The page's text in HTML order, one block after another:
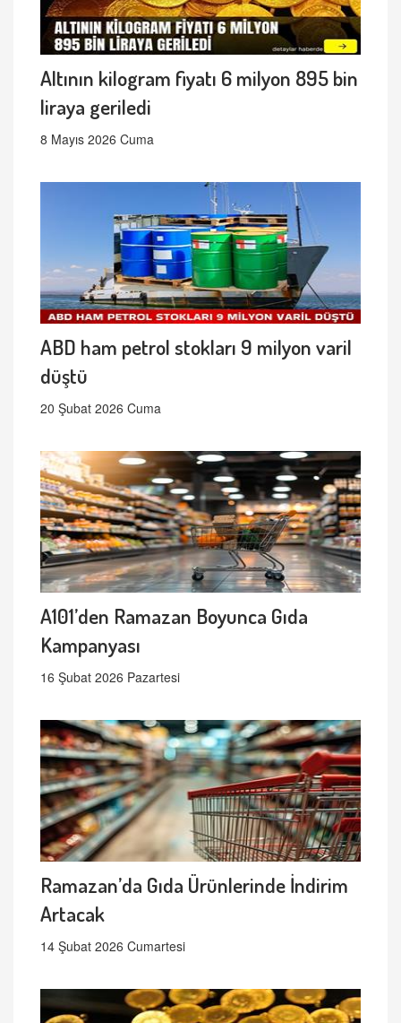
Altının kilogram fiyatı 6 milyon 895 bin
liraya geriledi
8 Mayıs 2026 Cuma
ABD ham petrol stokları 9 milyon varil
düştü
20 Şubat 2026 Cuma
A101’den Ramazan Boyunca Gıda
Kampanyası
16 Şubat 2026 Pazartesi
Ramazan’da Gıda Ürünlerinde İndirim
Artacak
14 Şubat 2026 Cumartesi